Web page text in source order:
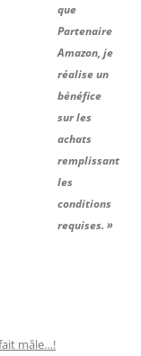
que
Partenaire
Amazon, je
réalise un
bénéfice
sur les
achats
remplissant
les
conditions
requises. »
fait mâle…!